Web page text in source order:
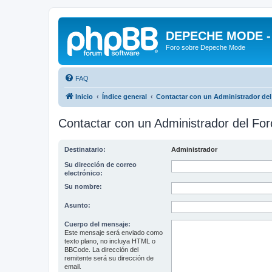
DEPECHE MODE
Foro sobre Depeche Mode
FAQ
Inicio Índice general Contactar con un Administrador
Contactar con un Administrador del
Destinatario: Administrador
Su dirección de correo
electrónico:
Su nombre:
Asunto:
Cuerpo del mensaje:
Este mensaje será enviado como
texto plano, no incluya HTML o
BBCode. La dirección del
remitente será su dirección de
email.